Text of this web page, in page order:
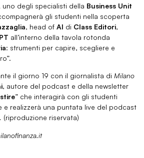
uno degli specialisti della Business Unit
gli studenti nella scoperta
, head of AI di Class Editori,
all’interno della tavola rotonda
: strumenti per capire, scegliere e
il giorno 19 con il giornalista di Milano
, autore del podcast e della newsletter
” che interagirà con gli studenti
e realizzerà una puntata live del podcast
(riproduzione riservata)